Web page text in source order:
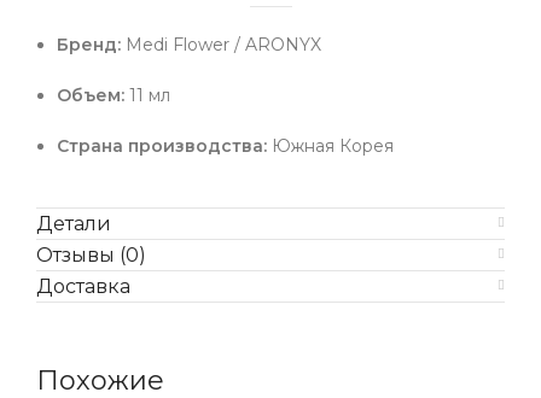
Бренд: Medi Flower / ARONYX
Объем: 11 мл
Страна производства: Южная Корея
Детали
Отзывы (0)
Доставка
Похожие